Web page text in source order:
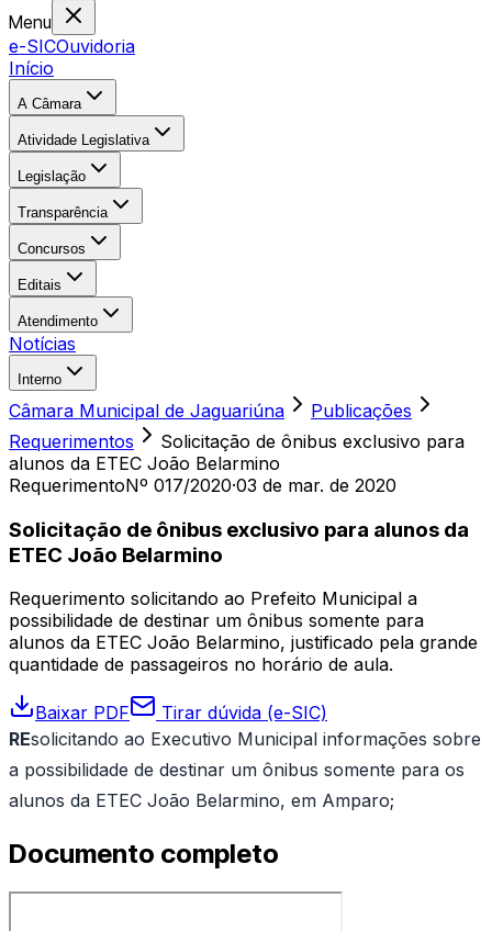
Menu
e-SICOuvidoria
Início
A Câmara
Atividade Legislativa
Legislação
Transparência
Concursos
Editais
Atendimento
Notícias
Interno
Câmara Municipal de Jaguariúna
Publicações
Requerimentos
Solicitação de ônibus exclusivo para
alunos da ETEC João Belarmino
RequerimentoNº 017/2020·03 de mar. de 2020
Solicitação de ônibus exclusivo para alunos da
ETEC João Belarmino
Requerimento solicitando ao Prefeito Municipal a
possibilidade de destinar um ônibus somente para
alunos da ETEC João Belarmino, justificado pela grande
quantidade de passageiros no horário de aula.
Baixar PDF
Tirar dúvida (e-SIC)
REsolicitando ao Executivo Municipal informações sobre
a possibilidade de destinar um ônibus somente para os
alunos da ETEC João Belarmino, em Amparo;
Documento completo